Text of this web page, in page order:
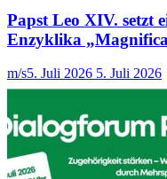
Papst Leo XIV. setzt
Enzyklika
m/s5. Juli 2026 5. Juli 2026